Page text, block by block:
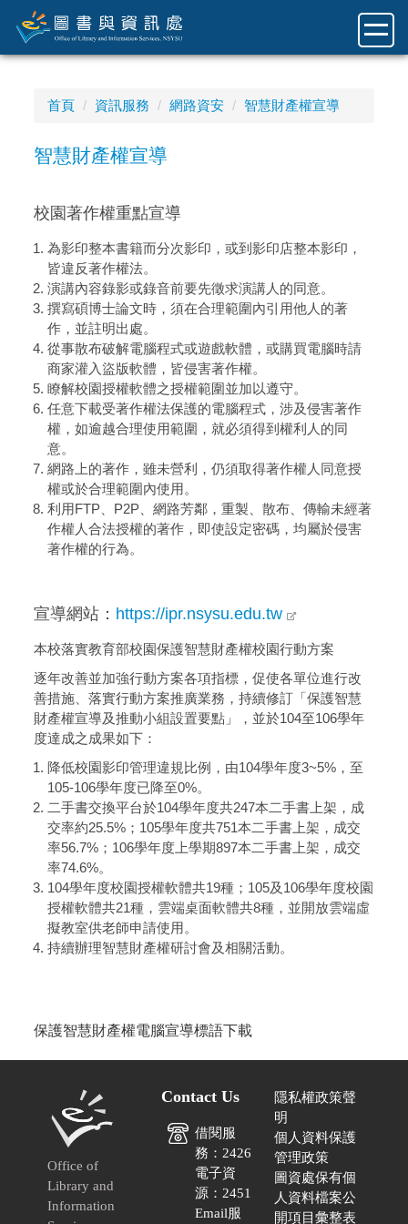
到
主
首頁 資訊服務 網路資安 智慧財產權宣導
智慧財產權宣導
校園著作權重點宣導
為影印整本書籍而分次影印，或到影印店整本影印，
皆違反著作權法。
演講內容錄影或錄音前要先徵求演講人的同意。
撰寫碩博士論文時，須在合理範圍內引用他人的著
作，並註明出處。
從事散布破解電腦程式或遊戲軟體，或購買電腦時請
商家灌入盜版軟體，皆侵害著作權。
瞭解校園授權軟體之授權範圍並加以遵守。
任意下載受著作權法保護的電腦程式，涉及侵害著作
權，如逾越合理使用範圍，就必須得到權利人的同
意。
網路上的著作，雖未營利，仍須取得著作權人同意授
權或於合理範圍內使用。
利用FTP、P2P、網路芳鄰，重製、散布、傳輸未經著
作權人合法授權的著作，即使設定密碼，均屬於侵害
著作權的行為。
宣導網站： https://ipr.nsysu.edu.tw
本校落實教育部校園保護智慧財產權校園行動方案
逐年改善並加強行動方案各項指標，促使各單位進行改
善措施、落實行動方案推廣業務，持續修訂「保護智慧
財產權宣導及推動小組設置要點」，並於104至106學年
度達成之成果如下：
降低校園影印管理違規比例，由104學年度3~5%，至
105-106學年度已降至0%。
二手書交換平台於104學年度共247本二手書上架，成
交率約25.5%；105學年度共751本二手書上架，成交
率56.7%；106學年度上學期897本二手書上架，成交
率74.6%。
104學年度校園授權軟體共19種；105及106學年度校園
授權軟體共21種，雲端桌面軟體共8種，並開放雲端虛
擬教室供老師申請使用。
持續辦理智慧財產權研討會及相關活動。
保護智慧財產權電腦宣導標語下載
Office of
Library and
Information
Contact Us
借閱服
務：2426
電子資
源：2451
Email服
隱私權政策聲
明
個人資料保護
管理政策
圖資處保有個
人資料檔案公
開項目彙整表